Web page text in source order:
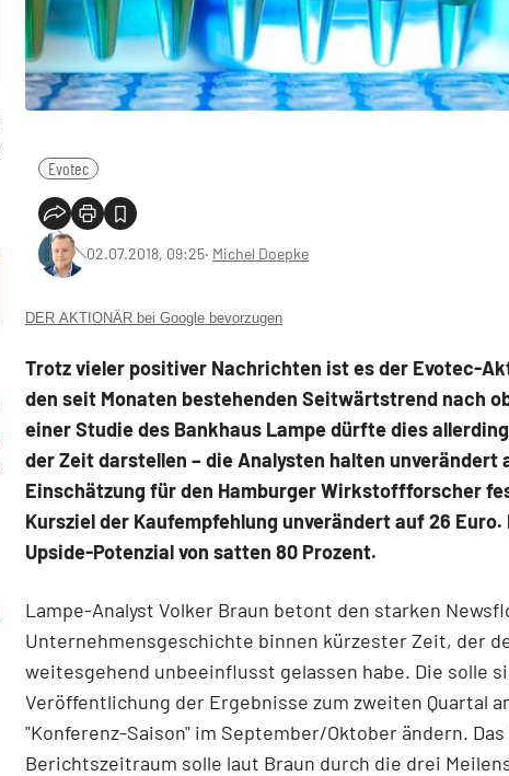
Evotec
02.07.2018, 09:25‧ Michel Doepke
DER AKTIONÄR bei Google bevorzugen
Trotz vieler positiver Nachrichten ist es der Evotec-
den seit Monaten bestehenden Seitwärtstrend nach
einer Studie des Bankhaus Lampe dürfte dies
der Zeit darstellen – die Analysten halten unverändert
Einschätzung für den Hamburger Wirkstoffforscher
Kursziel der Kaufempfehlung unverändert auf 26
Upside-Potenzial von satten 80 Prozent.
Lampe-Analyst Volker Braun betont den starken
Unternehmensgeschichte binnen kürzester Zeit, der
weitesgehend unbeeinflusst gelassen habe. Die solle
Veröffentlichung der Ergebnisse zum zweiten Quartal
"Konferenz-Saison" im September/Oktober ändern.
Berichtszeitraum solle laut Braun durch die drei